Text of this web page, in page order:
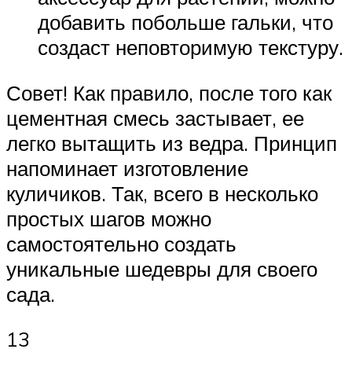
добавить побольше гальки, что
создаст неповторимую текстуру.
Совет! Как правило, после того как
цементная смесь застывает, ее
легко вытащить из ведра. Принцип
напоминает изготовление
куличиков. Так, всего в несколько
простых шагов можно
самостоятельно создать
уникальные шедевры для своего
сада.
13